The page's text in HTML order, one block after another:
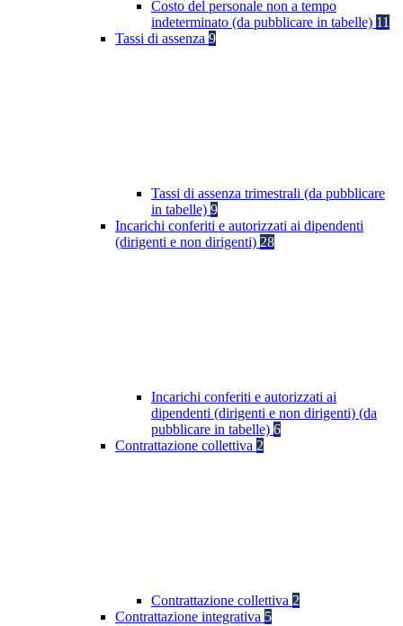
Costo del personale non a tempo
indeterminato (da pubblicare in tabelle) 11
Tassi di assenza 9
Tassi di assenza trimestrali (da pubblicare
in tabelle) 9
Incarichi conferiti e autorizzati ai dipendenti
(dirigenti e non dirigenti) 28
Incarichi conferiti e autorizzati ai
dipendenti (dirigenti e non dirigenti) (da
pubblicare in tabelle) 6
Contrattazione collettiva 2
Contrattazione collettiva 2
Contrattazione integrativa 5